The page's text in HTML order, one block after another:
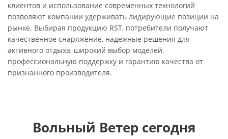
клиентов и использование современных технологий
позволяют компании удерживать лидирующие позиции на
рынке. Выбирая продукцию RST, потребители получают
качественное снаряжение, надёжные решения для
активного отдыха, широкий выбор моделей,
профессиональную поддержку и гарантию качества от
признанного производителя.
Вольный Ветер сегодня